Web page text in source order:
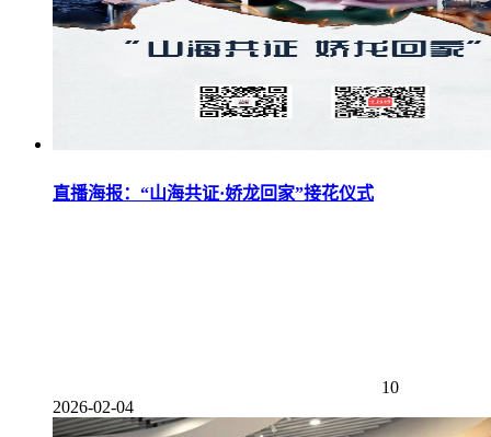
直播海报：“山海共证·娇龙回家”接花仪式
10
2026-02-04